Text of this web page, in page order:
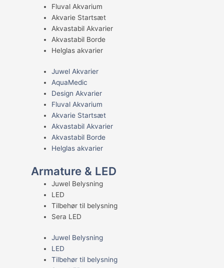
Fluval Akvarium
Akvarie Startsæt
Akvastabil Akvarier
Akvastabil Borde
Helglas akvarier
Juwel Akvarier
AquaMedic
Design Akvarier
Fluval Akvarium
Akvarie Startsæt
Akvastabil Akvarier
Akvastabil Borde
Helglas akvarier
Armature & LED
Juwel Belysning
LED
Tilbehør til belysning
Sera LED
Juwel Belysning
LED
Tilbehør til belysning